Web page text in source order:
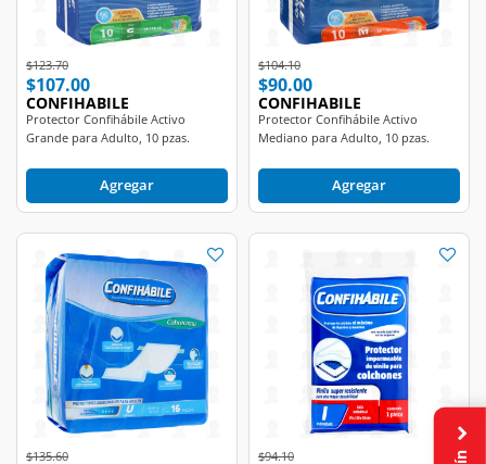
Price reduced from
$123.70to
$107.00
CONFIHABILE
Protector Confihábile Activo
Grande para Adulto, 10 pzas.
Agregar
Price reduced from
$104.10to
$90.00
CONFIHABILE
Protector Confihábile Activo
Mediano para Adulto, 10 pzas.
Agregar
Price reduced from
$135.60to Price reduced from
$94.10to